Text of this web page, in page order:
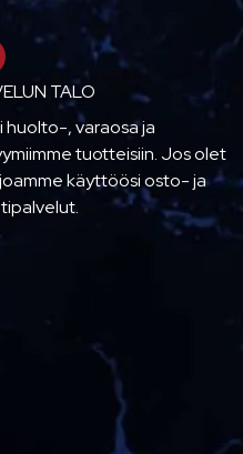
TALO
, varaosa ja
tuotteisiin. Jos olet
käyttöösi osto- ja